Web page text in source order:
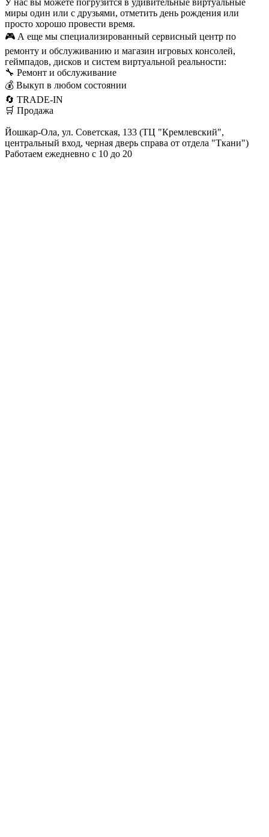
миры один или с друзьями, отметить день рождения или
просто хорошо провести время.
🎮 А еще мы специализированный сервисный центр по
ремонту и обслуживанию и магазин игровых консолей,
геймпадов, дисков и систем виртуальной реальности:
🔧 Ремонт и обслуживание
💰 Выкуп в любом состоянии
🔄 TRADE-IN
🛒 Продажа
Йошкар-Ола, ул. Советская, 133 (ТЦ "Кремлевский",
центральный вход, черная дверь справа от отдела "Ткани")
Работаем ежедневно с 10 до 20